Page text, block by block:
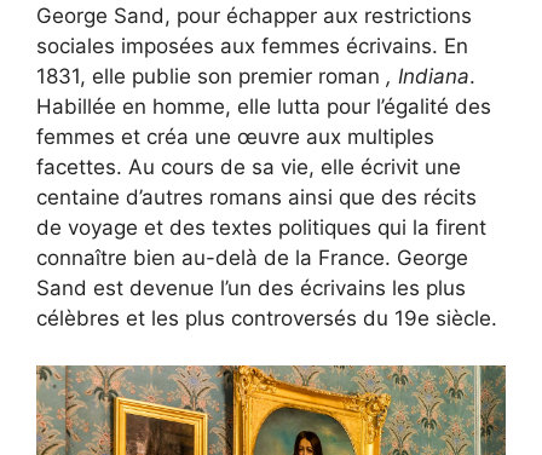
George Sand, pour échapper aux restrictions
sociales imposées aux femmes écrivains. En
1831, elle publie son premier roman , Indiana.
Habillée en homme, elle lutta pour l’égalité des
femmes et créa une œuvre aux multiples
facettes. Au cours de sa vie, elle écrivit une
centaine d’autres romans ainsi que des récits
de voyage et des textes politiques qui la firent
connaître bien au-delà de la France. George
Sand est devenue l’un des écrivains les plus
célèbres et les plus controversés du 19e siècle.